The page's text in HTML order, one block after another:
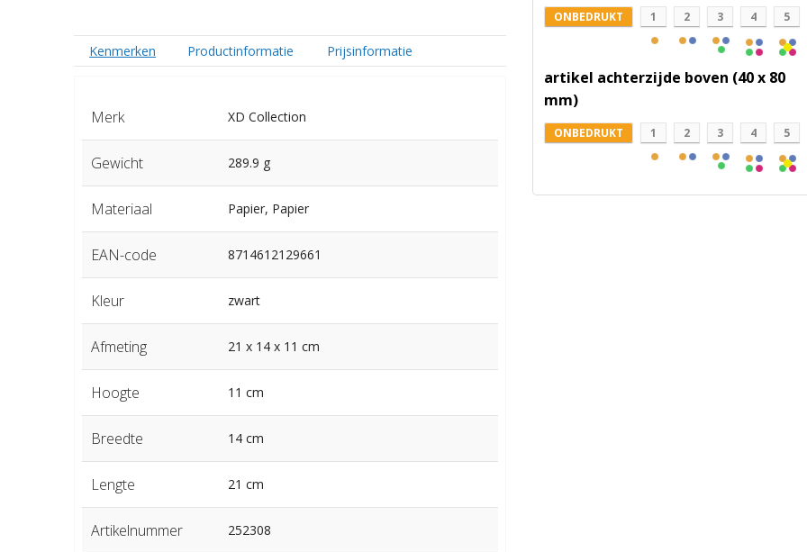
ONBEDRUKT 1 2 3 4 5
artikel achterzijde boven (40 x 80
mm)
ONBEDRUKT 1 2 3 4 5
Kenmerken Productinformatie Prijsinformatie
Merk XD Collection
Gewicht 289.9 g
Materiaal Papier, Papier
EAN-code 8714612129661
Kleur zwart
Afmeting 21 x 14 x 11 cm
Hoogte 11 cm
Breedte 14 cm
Lengte 21 cm
Artikelnummer 252308